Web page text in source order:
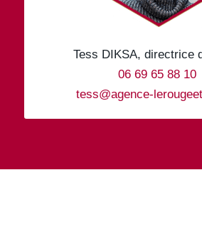
Tess DIKSA, directrice
06 69 65 88 10
tess@agence-